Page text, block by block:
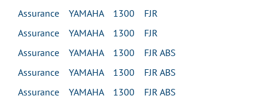
Assurance YAMAHA 1300 FJR
Assurance YAMAHA 1300 FJR
Assurance YAMAHA 1300 FJR ABS
Assurance YAMAHA 1300 FJR ABS
Assurance YAMAHA 1300 FJR ABS